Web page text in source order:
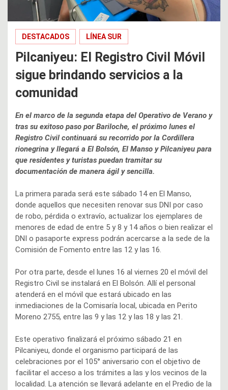
DESTACADOS LÍNEA SUR
Pilcaniyeu: El Registro Civil Móvil
sigue brindando servicios a la
comunidad
En el marco de la segunda etapa del Operativo de Verano y
tras su exitoso paso por Bariloche, el próximo lunes el
Registro Civil continuará su recorrido por la Cordillera
rionegrina y llegará a El Bolsón, El Manso y Pilcaniyeu para
que residentes y turistas puedan tramitar su
documentación de manera ágil y sencilla.
La primera parada será este sábado 14 en El Manso,
donde aquellos que necesiten renovar sus DNI por caso
de robo, pérdida o extravío, actualizar los ejemplares de
menores de edad de entre 5 y 8 y 14 años o bien realizar el
DNI o pasaporte express podrán acercarse a la sede de la
Comisión de Fomento entre las 12 y las 16.
Por otra parte, desde el lunes 16 al viernes 20 el móvil del
Registro Civil se instalará en El Bolsón. Allí el personal
atenderá en el móvil que estará ubicado en las
inmediaciones de la Comisaría local, ubicada en Perito
Moreno 2755, entre las 9 y las 12 y las 18 y las 21.
Este operativo finalizará el próximo sábado 21 en
Pilcaniyeu, donde el organismo participará de las
celebraciones por el 105° aniversario con el objetivo de
facilitar el acceso a los trámites a las y los vecinos de la
localidad. La atención se llevará adelante en el Predio de la